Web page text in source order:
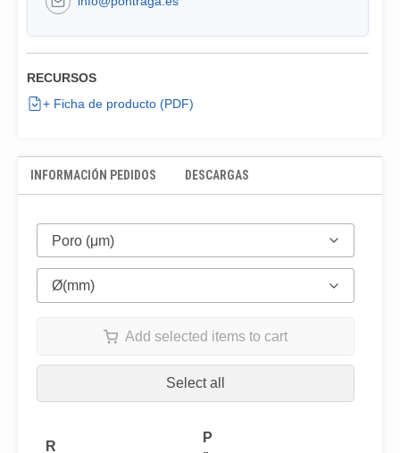
RECURSOS
+ Ficha de producto (PDF)
INFORMACIÓN PEDIDOS DESCARGAS
Poro (μm)
Ø(mm)
Add selected items to cart
Select all
R
P